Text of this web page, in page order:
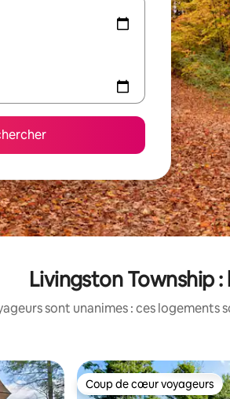
Livingston Township
sont unanimes : ces
plus appréciés Coup de cœur voyageurs
Coup de cœur voyageurs